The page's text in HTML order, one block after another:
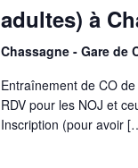
adultes) à
Chassagne - Gare de
Entraînement de CO
RDV pour les NOJ et
Inscription (pour avoir